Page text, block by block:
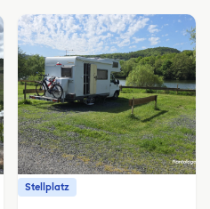
Stellplatz